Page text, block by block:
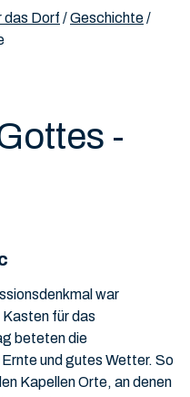
das Dorf /Geschichte/
-
war
Kasten für das
beteten die
und gutes Wetter. So
Kapellen Orte, an denen